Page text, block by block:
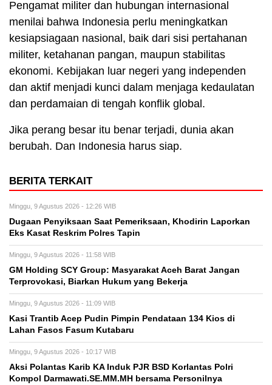
Pengamat militer dan hubungan internasional
menilai bahwa Indonesia perlu meningkatkan
kesiapsiagaan nasional, baik dari sisi pertahanan
militer, ketahanan pangan, maupun stabilitas
ekonomi. Kebijakan luar negeri yang independen
dan aktif menjadi kunci dalam menjaga kedaulatan
dan perdamaian di tengah konflik global.
Jika perang besar itu benar terjadi, dunia akan
berubah. Dan Indonesia harus siap.
BERITA TERKAIT
Minggu, 9 Agustus 2026 - 12:26 WIB
Dugaan Penyiksaan Saat Pemeriksaan, Khodirin Laporkan
Eks Kasat Reskrim Polres Tapin
Minggu, 9 Agustus 2026 - 11:58 WIB
GM Holding SCY Group: Masyarakat Aceh Barat Jangan
Terprovokasi, Biarkan Hukum yang Bekerja
Minggu, 9 Agustus 2026 - 11:09 WIB
Kasi Trantib Acep Pudin Pimpin Pendataan 134 Kios di
Lahan Fasos Fasum Kutabaru
Minggu, 9 Agustus 2026 - 10:17 WIB
Aksi Polantas Karib KA Induk PJR BSD Korlantas Polri
Kompol Darmawati.SE.MM.MH bersama Personilnya